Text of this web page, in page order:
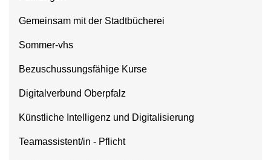
Gemeinsam mit der Stadtbücherei
Sommer-vhs
Bezuschussungsfähige Kurse
Digitalverbund Oberpfalz
Künstliche Intelligenz und Digitalisierung
Teamassistent/in - Pflicht